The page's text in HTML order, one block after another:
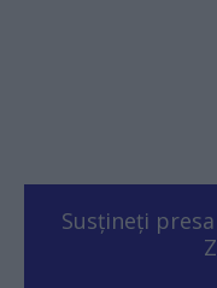
Susțineți